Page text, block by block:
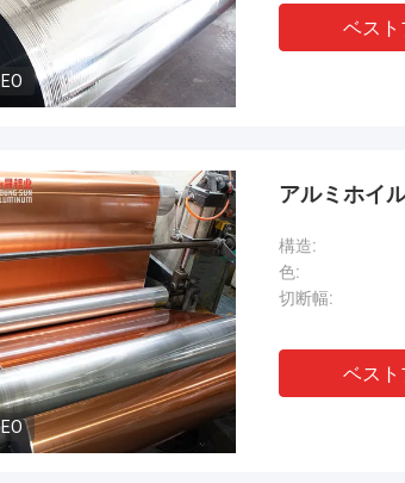
ベスト
アルミホイ
構造:
色:
切断幅:
ベスト